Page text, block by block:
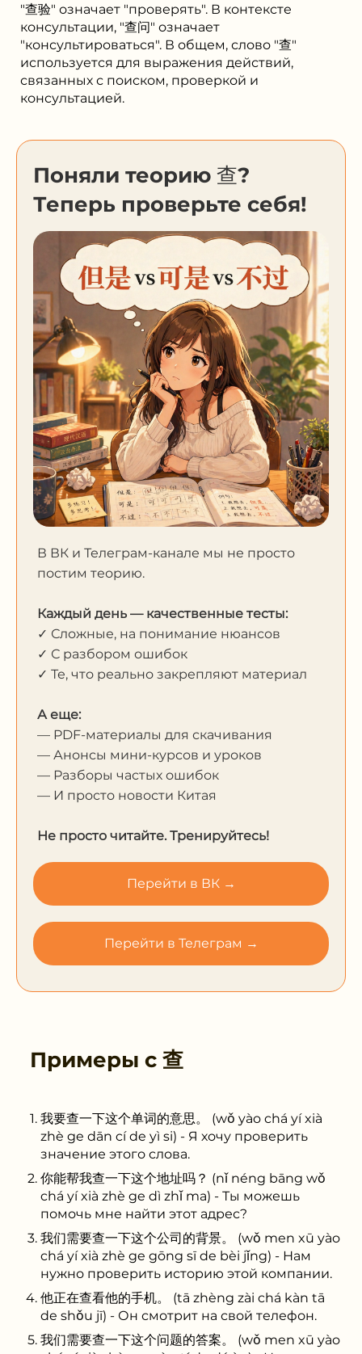
"查验" означает "проверять". В контексте
консультации, "查问" означает
"консультироваться". В общем, слово "查"
используется для выражения действий,
связанных с поиском, проверкой и
консультацией.
Поняли теорию 查?
Теперь проверьте себя!
В ВК и Телеграм-канале мы не просто
постим теорию.
Каждый день — качественные тесты:
✓ Сложные, на понимание нюансов
✓ С разбором ошибок
✓ Те, что реально закрепляют материал
А еще:
— PDF-материалы для скачивания
— Анонсы мини-курсов и уроков
— Разборы частых ошибок
— И просто новости Китая
Не просто читайте. Тренируйтесь!
Перейти в ВК →
Перейти в Телеграм →
Примеры с 查
我要查一下这个单词的意思。 (wǒ yào chá yí xià
zhè ge dān cí de yì si) - Я хочу проверить
значение этого слова.
你能帮我查一下这个地址吗？ (nǐ néng bāng wǒ
chá yí xià zhè ge dì zhǐ ma) - Ты можешь
помочь мне найти этот адрес?
我们需要查一下这个公司的背景。 (wǒ men xū yào
chá yí xià zhè ge gōng sī de bèi jǐng) - Нам
нужно проверить историю этой компании.
他正在查看他的手机。 (tā zhèng zài chá kàn tā
de shǒu jī) - Он смотрит на свой телефон.
我们需要查一下这个问题的答案。 (wǒ men xū yào